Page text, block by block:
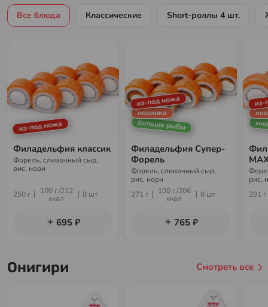
Все блюда Классические Short-роллы 4 шт.
из-под ножа
Филадельфия классик
Форель, сливочный сыр,
рис, нори
250 г
100 г./212
ккал
8 шт
695 ₽
из-под ножа
новинка
больше рыбы
Филадельфия Супер-
Форель
Форель, сливочный сыр,
рис, нори
271 г
100 г./206
ккал
8 шт
765 ₽
из-
рис,
291 г
Онигири Смотреть все